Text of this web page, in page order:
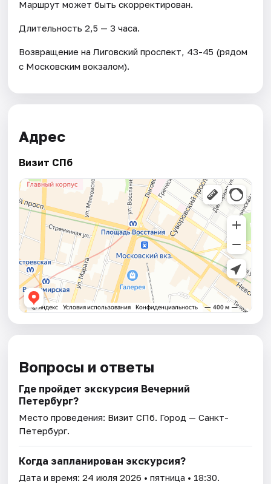
Маршрут может быть скорректирован.
Длительность 2,5 — 3 часа.
Возвращение на Лиговский проспект, 43-45 (рядом
с Московским вокзалом).
Адрес
Визит СПб
Вопросы и ответы
Где пройдет экскурсия Вечерний
Петербург?
Место проведения: Визит СПб. Город — Санкт-
Петербург.
Когда запланирован экскурсия?
Дата и время:24 июля 2026 • пятница • 18:30.